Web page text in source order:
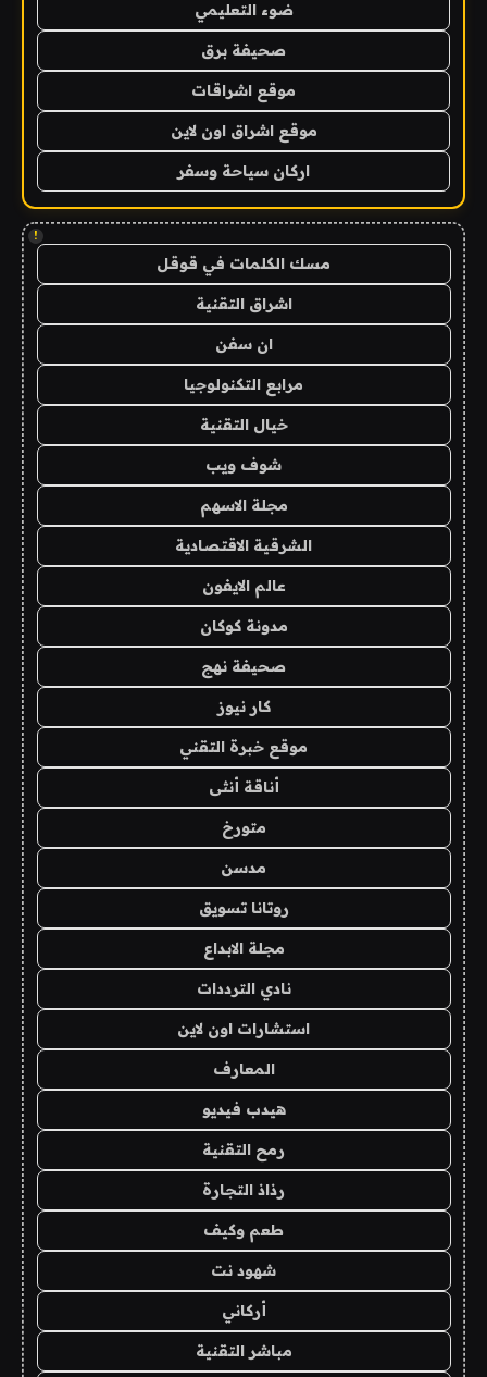
ضوء التعليمي
صحيفة برق
موقع اشراقات
موقع اشراق اون لاين
اركان سياحة وسفر
!
مسك الكلمات في قوقل
اشراق التقنية
ان سفن
مرابع التكنولوجيا
خيال التقنية
شوف ويب
مجلة الاسهم
الشرقية الاقتصادية
عالم الايفون
مدونة كوكان
صحيفة نهج
كار نيوز
موقع خبرة التقني
أناقة أنثى
متورخ
مدسن
روتانا تسويق
مجلة الابداع
نادي الترددات
استشارات اون لاين
المعارف
هيدب فيديو
رمح التقنية
رذاذ التجارة
طعم وكيف
شهود نت
أركاني
مباشر التقنية